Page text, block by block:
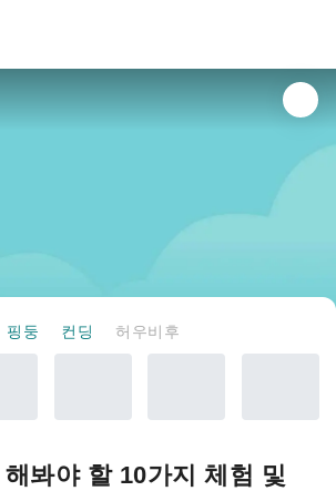
핑둥 컨딩 허우비후
봐야 할 10가지 체험 및